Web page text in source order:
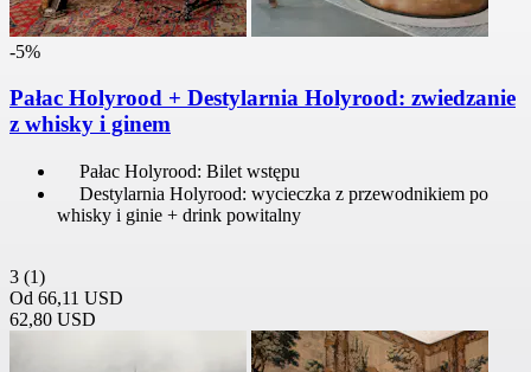
-5%
Pałac Holyrood + Destylarnia Holyrood: zwiedzanie
z whisky i ginem
Pałac Holyrood: Bilet wstępu
Destylarnia Holyrood: wycieczka z przewodnikiem po
whisky i ginie + drink powitalny
3 (1)
Od 66,11 USD
62,80 USD